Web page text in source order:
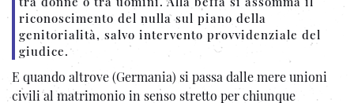
riconoscimento del nulla sul piano della
genitorialità, salvo intervento provvidenziale del
giudice.
E quando altrove (Germania) si passa dalle mere unioni
civili al matrimonio in senso stretto per chiunque